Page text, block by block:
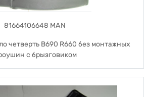
81664106648 MAN
четверть B690 R660 без монтажных
с брызговиком